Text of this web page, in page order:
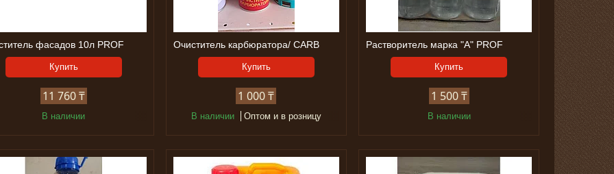
фасадов 10л PROF
Купить
11 760 ₸
В наличии
Очиститель карбюратора/ CARB
Купить
1 000 ₸
В наличии Оптом и в розницу
Растворитель марка "А" PROF
Купить
1 500 ₸
В наличии